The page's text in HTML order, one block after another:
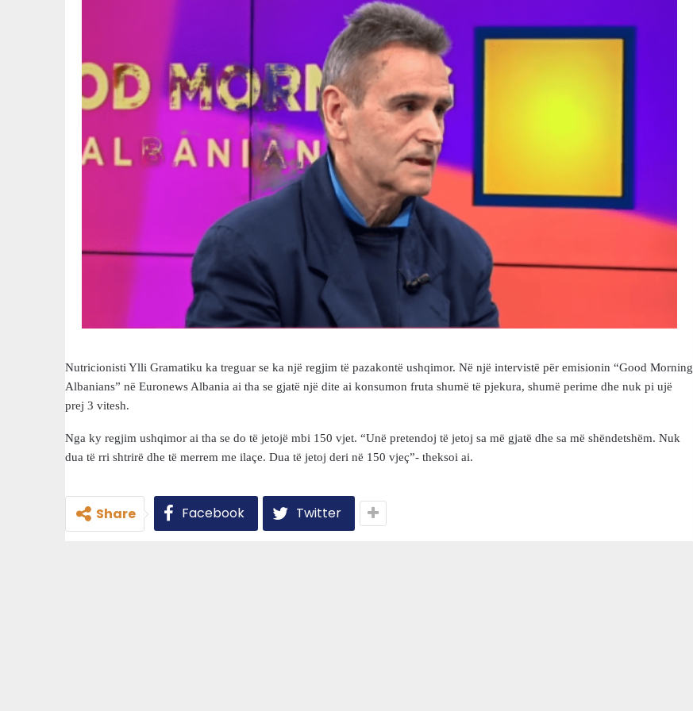
Nutricionisti Ylli Gramatiku ka treguar se ka një regjim të pazakontë ushqimor. Në një intervistë për emisionin “Good Morning
Albanians” në Euronews Albania ai tha se gjatë një dite ai konsumon fruta shumë të pjekura, shumë perime dhe nuk pi ujë
prej 3 vitesh.
Nga ky regjim ushqimor ai tha se do të jetojë mbi 150 vjet. “Unë pretendoj të jetoj sa më gjatë dhe sa më shëndetshëm. Nuk
dua të rri shtrirë dhe të merrem me ilaçe. Dua të jetoj deri në 150 vjeç”- theksoi ai.
Share Facebook Twitter